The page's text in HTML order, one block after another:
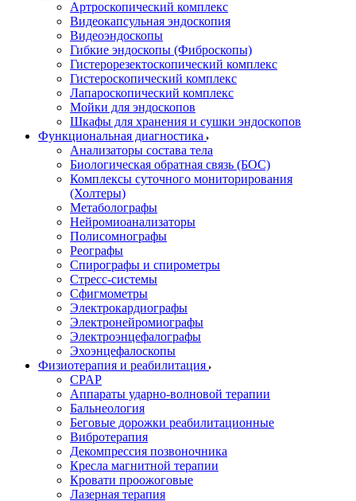
Артроскопический комплекс
Видеокапсульная эндоскопия
Видеоэндоскопы
Гибкие эндоскопы (Фиброcкопы)
Гистерорезектоскопический комплекс
Гистероскопический комплекс
Лапароскопический комплекс
Мойки для эндоскопов
Шкафы для хранения и сушки эндоскопов
Функциональная диагностика
Анализаторы состава тела
Биологическая обратная связь (БОС)
Комплексы суточного мониторирования
(Холтеры)
Метаболографы
Нейромиоанализаторы
Полисомнографы
Реографы
Спирографы и спирометры
Стресс-системы
Сфигмометры
Электрокардиографы
Электронейромиографы
Электроэнцефалографы
Эхоэнцефалоскопы
Физиотерапия и реабилитация
CPAP
Аппараты ударно-волновой терапии
Бальнеология
Беговые дорожки реабилитационные
Вибротерапия
Декомпрессия позвоночника
Кресла магнитной терапии
Кровати проожоговые
Лазерная терапия